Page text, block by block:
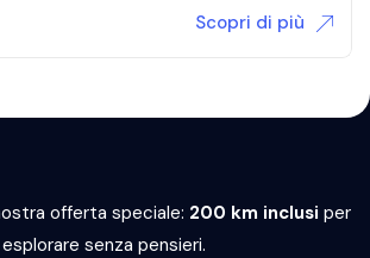
Scopri di più
offerta speciale: 200 km inclusi per
esplorare senza pensieri.